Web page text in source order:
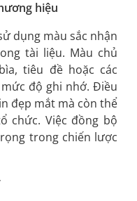
hiệu
dụng màu sắc nhận
tài liệu. Màu chủ
tiêu đề hoặc các
độ ghi nhớ. Điều
đẹp mắt mà còn thể
chức. Việc đồng bộ
trong chiến lược